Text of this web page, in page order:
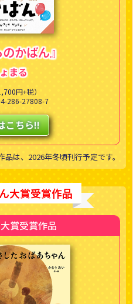
かばん』
まる
円+税）
286-27808-7
こちら!!
は、2026年冬頃刊行予定です。
大賞受賞作品
賞受賞作品